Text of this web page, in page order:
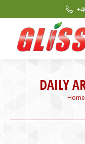
DAILY
You
Home